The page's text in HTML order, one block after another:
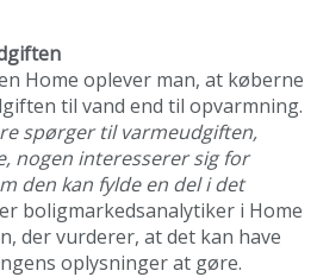
Home oplever man, at køberne
til vand end til opvarmning.
spørger til varmeudgiften,
nogen interesserer sig for
den kan fylde en del i det
boligmarkedsanalytiker i Home
der vurderer, at det kan have
oplysninger at gøre.